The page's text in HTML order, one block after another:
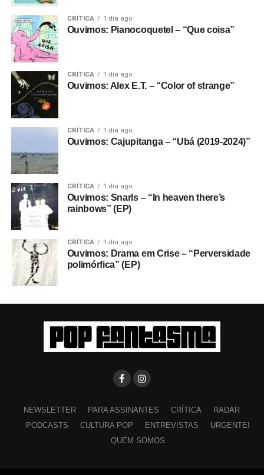
CRÍTICA 1 dia ago
Ouvimos: Pianocoquetel – “Que coisa”
CRÍTICA 1 dia ago
Ouvimos: Alex E.T. – “Color of strange”
CRÍTICA 1 dia ago
Ouvimos: Cajupitanga – “Ubá (2019-2024)”
CRÍTICA 1 dia ago
Ouvimos: Snarls – “In heaven there’s
rainbows” (EP)
CRÍTICA 1 dia ago
Ouvimos: Drama em Crise – “Perversidade
polimórfica” (EP)
NEWSLETTER PARA ASSINANTES CRÍTICA
RADAR
PODCASTS
CULTURA POP ENTREVISTAS
URGENTE!
QUEM SOMOS